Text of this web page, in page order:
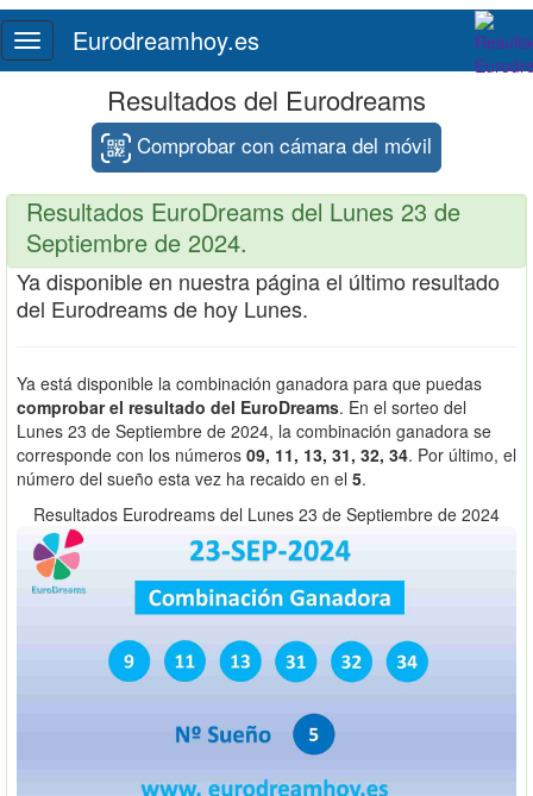
Toggle
navigation
Eurodreamhoy.es
Resultados del Eurodreams
Comprobar con cámara del móvil
Resultados EuroDreams del Lunes 23 de
Septiembre de 2024.
Ya disponible en nuestra página el último resultado
del Eurodreams de hoy Lunes.
Ya está disponible la combinación ganadora para que puedas
comprobar el resultado del EuroDreams. En el sorteo del
Lunes 23 de Septiembre de 2024, la combinación ganadora se
corresponde con los números 09, 11, 13, 31, 32, 34. Por último, el
número del sueño esta vez ha recaido en el 5.
Resultados Eurodreams del Lunes 23 de Septiembre de 2024